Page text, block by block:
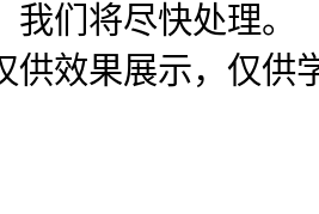
我们将尽快处理。
供效果展示，仅供